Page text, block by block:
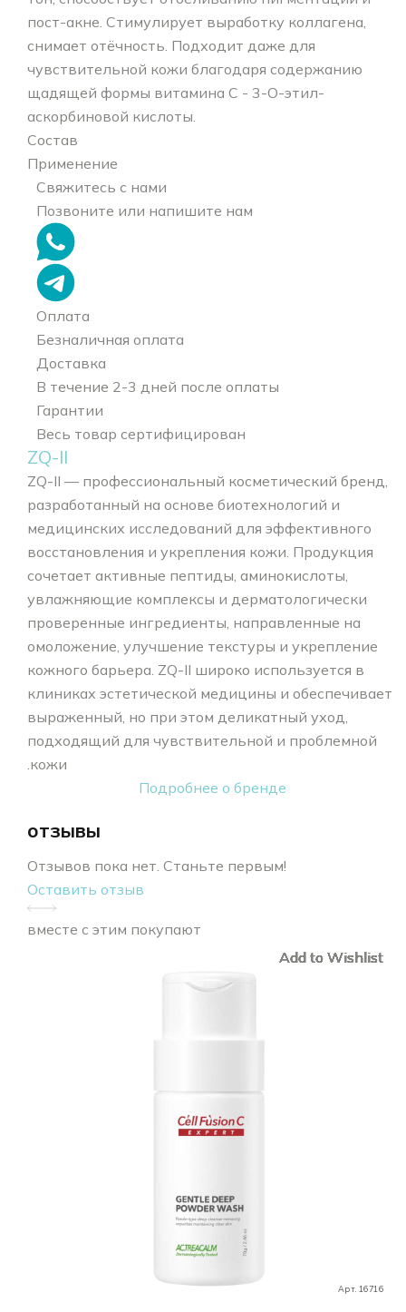
пост-акне. Стимулирует выработку коллагена,
снимает отёчность. Подходит даже для
чувствительной кожи благодаря содержанию
щадящей формы витамина С - 3-O-этил-
аскорбиновой кислоты.
Состав
Применение
Свяжитесь с нами
Позвоните или напишите нам
Оплата
Безналичная оплата
Доставка
В течение 2-3 дней после оплаты
Гарантии
Весь товар сертифицирован
ZQ-II
ZQ-II — профессиональный косметический бренд,
разработанный на основе биотехнологий и
медицинских исследований для эффективного
восстановления и укрепления кожи. Продукция
сочетает активные пептиды, аминокислоты,
увлажняющие комплексы и дерматологически
проверенные ингредиенты, направленные на
омоложение, улучшение текстуры и укрепление
кожного барьера. ZQ-II широко используется в
клиниках эстетической медицины и обеспечивает
выраженный, но при этом деликатный уход,
подходящий для чувствительной и проблемной
кожи.
Подробнее о бренде
отзывы
Отзывов пока нет. Станьте первым!
Оставить отзыв
вместе с этим покупают
Арт. 16716
Add to Wishlist
Add to Wishlist
Add to Wishlist
Add to Wishlist
Add to Wishlist
Add to Wishlist
Add to Wishlist
Add to Wishlist
Add to Wishlist
Add to Wishlist
Add to Wishlist
Add to Wishlist